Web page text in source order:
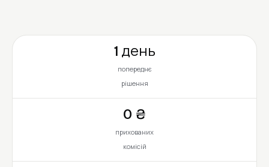
1 день
попереднє
рішення
0 ₴
прихованих
комісій